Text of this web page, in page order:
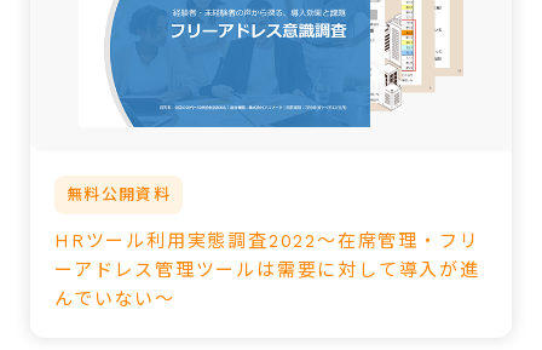
無料公開資料
HRツール利用実態調査2022～在席管理・フリ
ーアドレス管理ツールは需要に対して導入が進
んでいない～